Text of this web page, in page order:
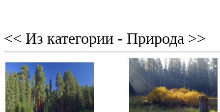
<< Из категории - Природа >>